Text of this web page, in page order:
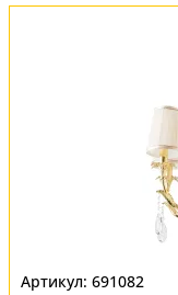
691082